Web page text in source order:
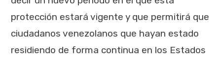
protección estará vigente y que permitirá que
ciudadanos venezolanos que hayan estado
residiendo de forma continua en los Estados